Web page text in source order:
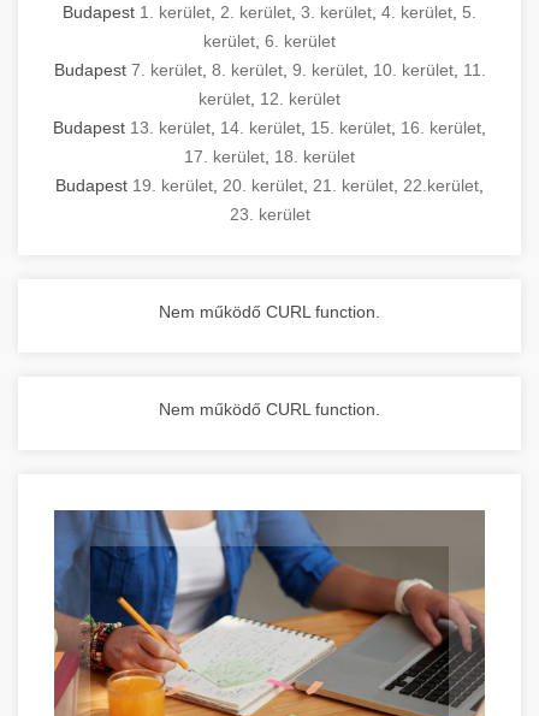
Budapest 1. kerület 2. kerület 3. kerület 4. kerület 5.
kerület 6. kerület
Budapest 7. kerület, 8. kerület, 9. kerület, 10. kerület, 11.
kerület 12. kerület
Budapest 13. kerület 14. kerület 15. kerület 16. kerület
17. kerület 18. kerület
Budapest 19. kerület 20. kerület 21. kerület 22.kerület
23. kerület
Nem működő CURL function.
Nem működő CURL function.